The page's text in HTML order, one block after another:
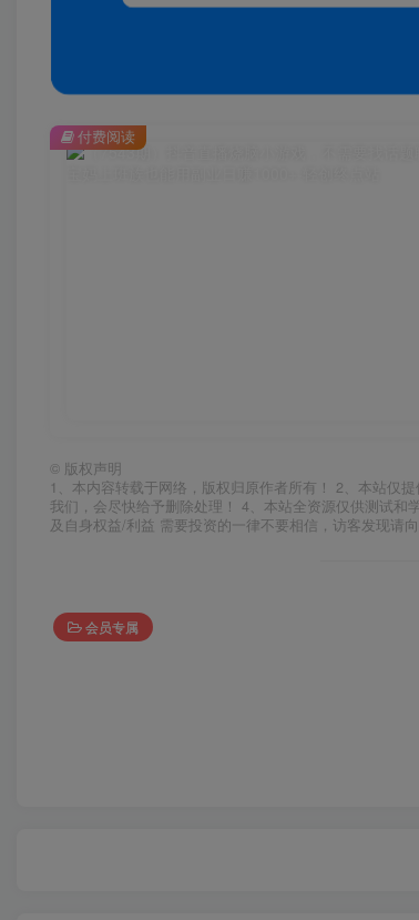
付费阅读
© 版权声明
1、本内容转载于网络，版权归原作者所有！ 2、本站仅
我们，会尽快给予删除处理！ 4、本站全资源仅供测试
及自身权益/利益 需要投资的一律不要相信，访客发现请
会员专属